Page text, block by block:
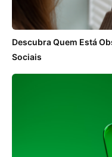
Descubra Quem Está
Sociais